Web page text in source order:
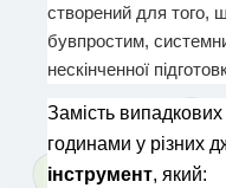
створений для того,
бувпростим,
нескінченної
Замість випадкових
годинами у різних
інструмент, який: